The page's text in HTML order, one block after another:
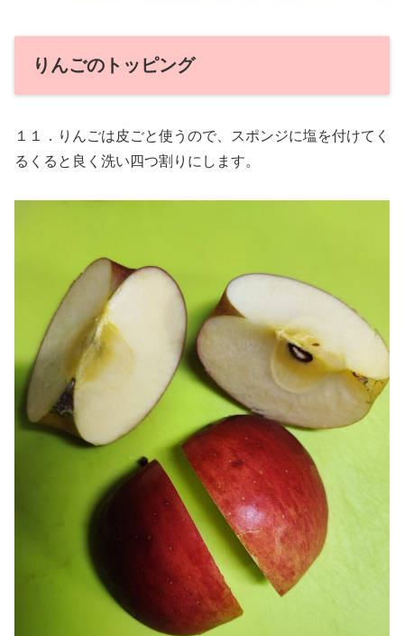
りんごのトッピング
１１．りんごは皮ごと使うので、スポンジに塩を付けてく
るくると良く洗い四つ割りにします。